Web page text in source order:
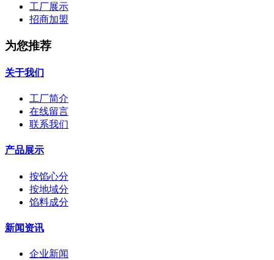
工厂展示
招商加盟
为您推荐
关于我们
工厂简介
在线留言
联系我们
产品展示
按馅心分
按地域分
馅料成分
新闻资讯
企业新闻